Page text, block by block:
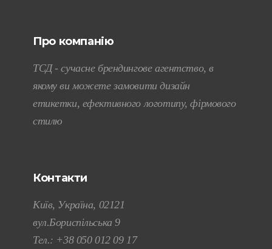
Про компанію
ТСД - сучасне брендингове агентство, в
якому ви можете замовити дизайн
етикетки, ефективного логотипу, фірмового
стилю
Контакти
Київ, Україна, 02121
вул.Бориспільська 9
Тел.: +38 050 012 09 17